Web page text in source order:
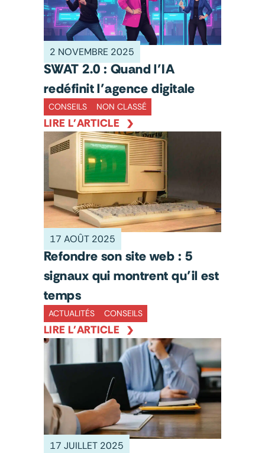
2 NOVEMBRE 2025
SWAT 2.0 : Quand l’IA
redéfinit l’agence digitale
CONSEILS NON CLASSÉ
LIRE L'ARTICLE
17 AOÛT 2025
Refondre son site web : 5
signaux qui montrent qu’il est
temps
ACTUALITÉS CONSEILS
LIRE L'ARTICLE
17 JUILLET 2025